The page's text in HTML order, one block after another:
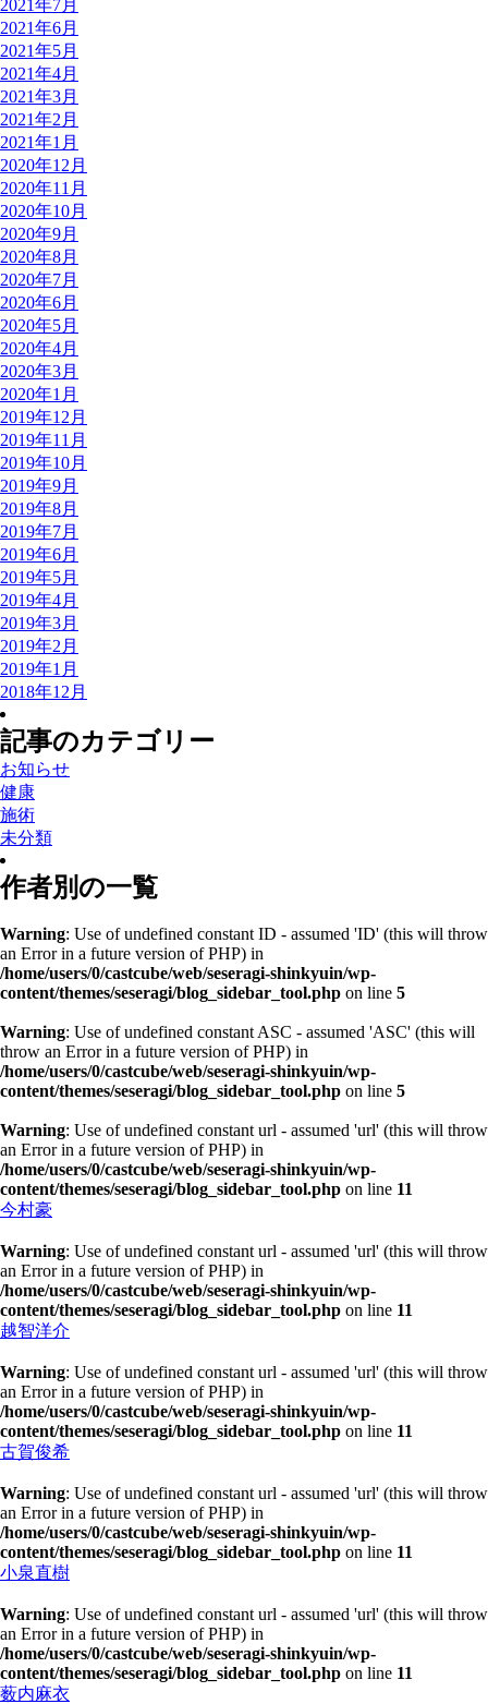
2021年7月
2021年6月
2021年5月
2021年4月
2021年3月
2021年2月
2021年1月
2020年12月
2020年11月
2020年10月
2020年9月
2020年8月
2020年7月
2020年6月
2020年5月
2020年4月
2020年3月
2020年1月
2019年12月
2019年11月
2019年10月
2019年9月
2019年8月
2019年7月
2019年6月
2019年5月
2019年4月
2019年3月
2019年2月
2019年1月
2018年12月
記事のカテゴリー
お知らせ
健康
施術
未分類
作者別の一覧
Warning: Use of undefined constant ID - assumed 'ID' (this will throw
an Error in a future version of PHP) in
/home/users/0/castcube/web/seseragi-shinkyuin/wp-
content/themes/seseragi/blog_sidebar_tool.php on line 5
Warning: Use of undefined constant ASC - assumed 'ASC' (this will
throw an Error in a future version of PHP) in
/home/users/0/castcube/web/seseragi-shinkyuin/wp-
content/themes/seseragi/blog_sidebar_tool.php on line 5
Warning: Use of undefined constant url - assumed 'url' (this will throw
an Error in a future version of PHP) in
/home/users/0/castcube/web/seseragi-shinkyuin/wp-
content/themes/seseragi/blog_sidebar_tool.php on line 11
今村豪
Warning: Use of undefined constant url - assumed 'url' (this will throw
an Error in a future version of PHP) in
/home/users/0/castcube/web/seseragi-shinkyuin/wp-
content/themes/seseragi/blog_sidebar_tool.php on line 11
越智洋介
Warning: Use of undefined constant url - assumed 'url' (this will throw
an Error in a future version of PHP) in
/home/users/0/castcube/web/seseragi-shinkyuin/wp-
content/themes/seseragi/blog_sidebar_tool.php on line 11
古賀俊希
Warning: Use of undefined constant url - assumed 'url' (this will throw
an Error in a future version of PHP) in
/home/users/0/castcube/web/seseragi-shinkyuin/wp-
content/themes/seseragi/blog_sidebar_tool.php on line 11
小泉直樹
Warning: Use of undefined constant url - assumed 'url' (this will throw
an Error in a future version of PHP) in
/home/users/0/castcube/web/seseragi-shinkyuin/wp-
content/themes/seseragi/blog_sidebar_tool.php on line 11
薮内麻衣